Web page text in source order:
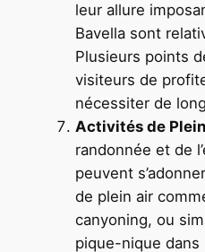
leur allure
Bavella sont
Plusieurs points
visiteurs de
nécessiter de
Activités de
randonnée et de
peuvent
de plein air
canyoning, ou
pique-nique dans